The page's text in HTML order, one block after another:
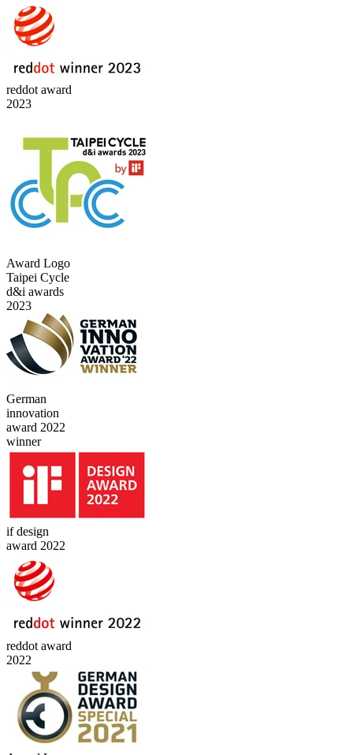
reddot award
2023
Award Logo
Taipei Cycle
d&i awards
2023
German
innovation
award 2022
winner
if design
award 2022
reddot award
2022